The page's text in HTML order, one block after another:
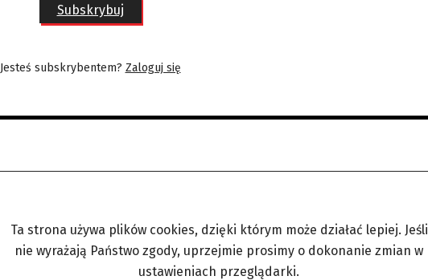
Subskrybuj
Jesteś subskrybentem? Zaloguj się
Ta strona używa plików cookies, dzięki którym może działać lepiej. Jeśli
nie wyrażają Państwo zgody, uprzejmie prosimy o dokonanie zmian w
ustawieniach przeglądarki.